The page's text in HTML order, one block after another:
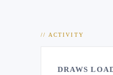
// ACTIVITY
DRAWS